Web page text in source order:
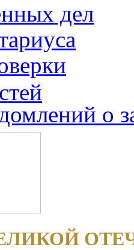
дел
о